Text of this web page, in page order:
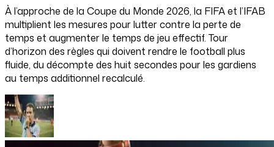
À l’approche de la Coupe du Monde 2026, la FIFA et l’IFAB
multiplient les mesures pour lutter contre la perte de
temps et augmenter le temps de jeu effectif. Tour
d’horizon des règles qui doivent rendre le football plus
fluide, du décompte des huit secondes pour les gardiens
au temps additionnel recalculé.